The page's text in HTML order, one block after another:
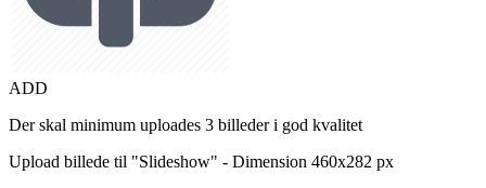
ADD
Der skal minimum uploades 3 billeder i god kvalitet
Upload billede til "Slideshow" - Dimension 460x282 px